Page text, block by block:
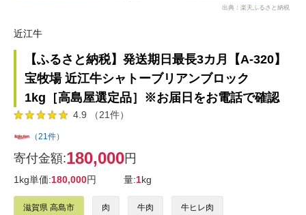
出典：楽天ふるさと納税
近江牛
【ふるさと納税】発送期日最長3カ月【A-320】
宝牧場 近江牛シャトーブリアンブロック
1kg［高島屋選定品］※お届日をお電話で確認
4.9 （21件）
（21件）
寄付金額:180,000円
1kg単価:180,000円 量:1kg
滋賀県 高島市 肉 牛肉 牛ヒレ肉